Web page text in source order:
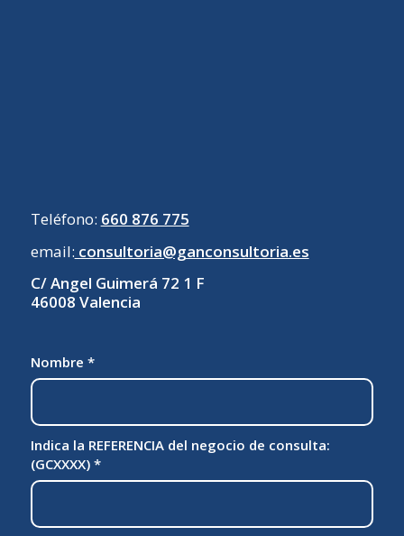
Teléfono: 660 876 775
email: consultoria@ganconsultoria.es
C/ Angel Guimerá 72 1 F
46008 Valencia
Nombre *
Indica la REFERENCIA del negocio de consulta:
(GCXXXX) *